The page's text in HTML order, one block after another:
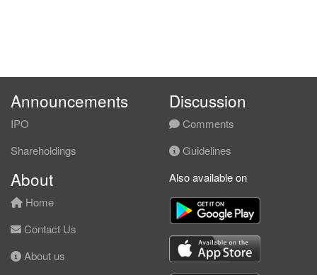
Announcements
IPO
Shareholdings
Discussion
Comments
Guidelines
About
Home
Contact Us
About us
Also available on